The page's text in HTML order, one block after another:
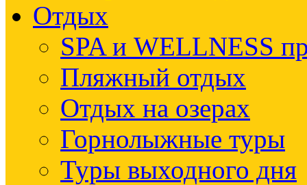
Отдых
SPA и WELLNESS
Пляжный отдых
Отдых на озерах
Горнолыжные туры
Туры выходного дня